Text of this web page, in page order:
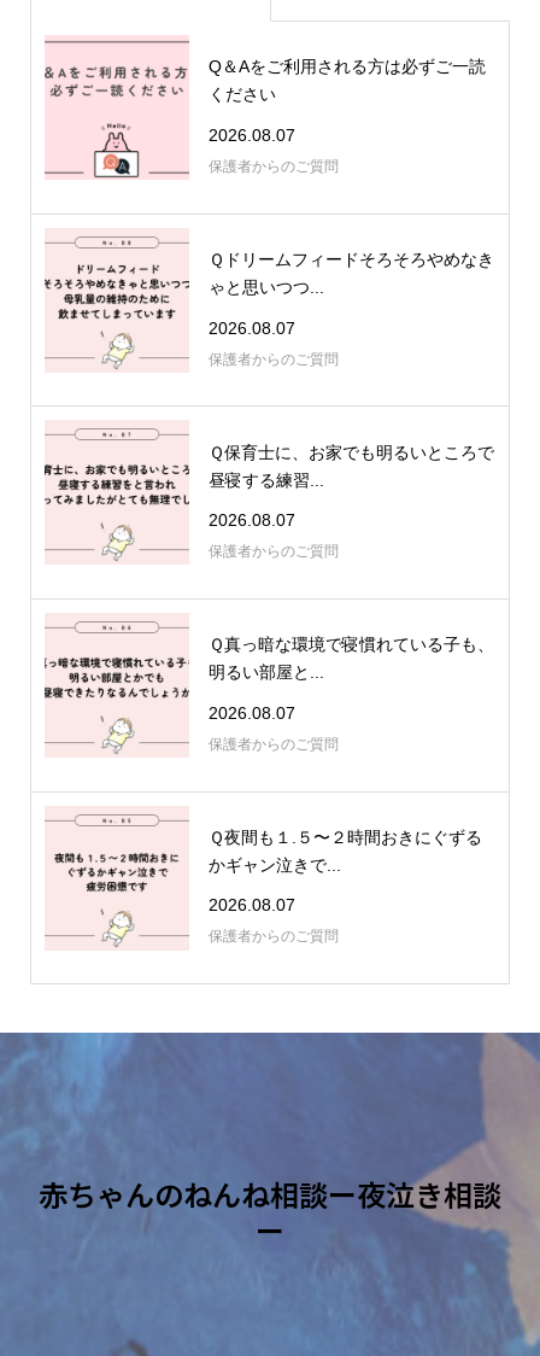
Q＆Aをご利用される方は必ずご一読
ください
2026.08.07
保護者からのご質問
Ｑドリームフィードそろそろやめなき
ゃと思いつつ...
2026.08.07
保護者からのご質問
Ｑ保育士に、お家でも明るいところで
昼寝する練習...
2026.08.07
保護者からのご質問
Ｑ真っ暗な環境で寝慣れている子も、
明るい部屋と...
2026.08.07
保護者からのご質問
Ｑ夜間も１.５〜２時間おきにぐずる
かギャン泣きで...
2026.08.07
保護者からのご質問
赤ちゃんのねんね相談ー夜泣き相談
ー